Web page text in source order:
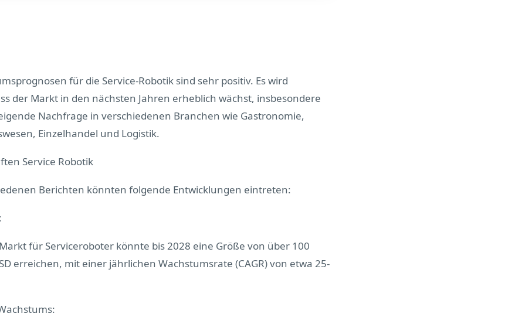
für die Service-Robotik sind sehr positiv. Es wird
der Markt in den nächsten Jahren erheblich wächst, insbesondere
Nachfrage in verschiedenen Branchen wie Gastronomie,
Einzelhandel und Logistik.
Service Robotik
Berichten könnten folgende Entwicklungen eintreten:
für Serviceroboter könnte bis 2028 eine Größe von über 100
erreichen, mit einer jährlichen Wachstumsrate (CAGR) von etwa 25-